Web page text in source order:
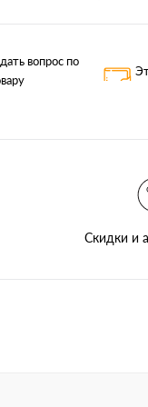
вопрос по
Скидки и